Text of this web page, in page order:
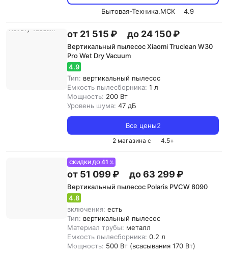
Бытовая-Техника.МСК
4.9
от 21 515 ₽ до 24 150 ₽
Вертикальный пылесос Xiaomi Truclean W30
Pro Wet Dry Vacuum
4.9
Тип: вертикальный пылесос
Емкость пылесборника: 1 л
Мощность: 200 Вт
Уровень шума: 47 дБ
Все цены2
2 магазина с 4.5+
СКИДКИ ДО41 %
от 51 099 ₽ до 63 299 ₽
Вертикальный пылесос Polaris PVCW 8090
4.8
включения: есть
Тип: вертикальный пылесос
Материал трубы: металл
Емкость пылесборника: 0.2 л
Мощность: 500 Вт (всасывания 170 Вт)